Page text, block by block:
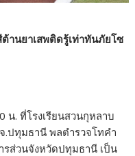
านยาเสพติดรู้เท่าทันภัยโซ
น. ที่โรงเรียนสวนกุหลาบ
.ปทุมธานี พลตำรวจโทคำ
ส่วนจังหวัดปทุมธานี เป็น